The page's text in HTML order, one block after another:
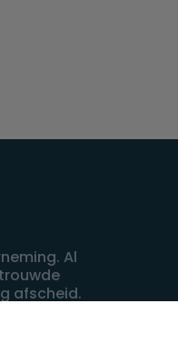
Al
afscheid.